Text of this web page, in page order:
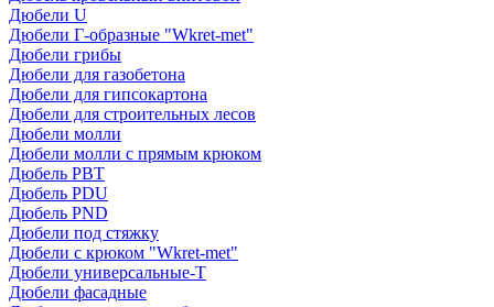
Дюбели U
Дюбели Г-образные "Wkret-met"
Дюбели грибы
Дюбели для газобетона
Дюбели для гипсокартона
Дюбели для строительных лесов
Дюбели молли
Дюбели молли с прямым крюком
Дюбель PBT
Дюбель PDU
Дюбель PND
Дюбели под стяжку
Дюбели с крюком "Wkret-met"
Дюбели универсальные-Т
Дюбели фасадные